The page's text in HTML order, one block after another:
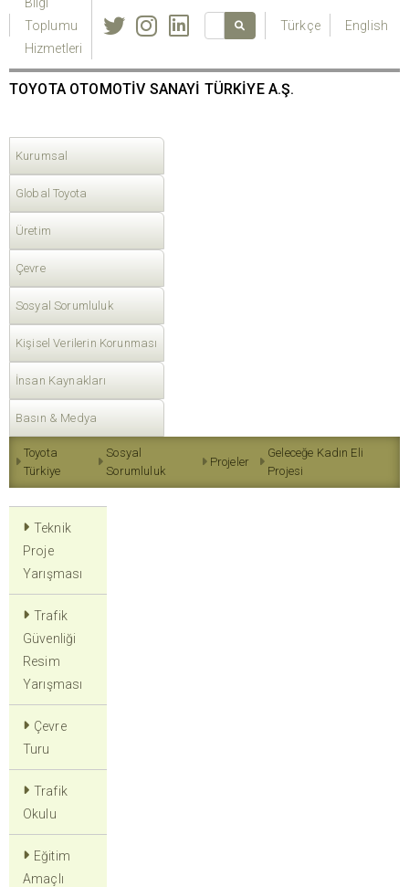
Toplumu
Hizmetleri
Türkçe English
TOYOTA OTOMOTİV SANAYİ TÜRKİYE A.Ş.
Kurumsal
Global Toyota
Üretim
Çevre
Sosyal Sorumluluk
Kişisel Verilerin Korunması
İnsan Kaynakları
Basın & Medya
Geleceğe Kadın Eli
Projesi
Projeler
Sosyal
Sorumluluk
Toyota
Türkiye
Teknik
Proje
Yarışması
Trafik
Güvenliği
Resim
Yarışması
Çevre
Turu
Trafik
Okulu
Eğitim
Amaçlı